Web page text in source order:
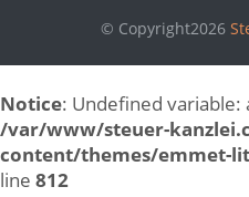
© Copyright2026
Notice: Undefined variable:
/var/www/steuer-
content/themes/emmet-
line 812